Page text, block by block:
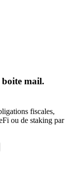
mail.
fiscales,
ou de staking par